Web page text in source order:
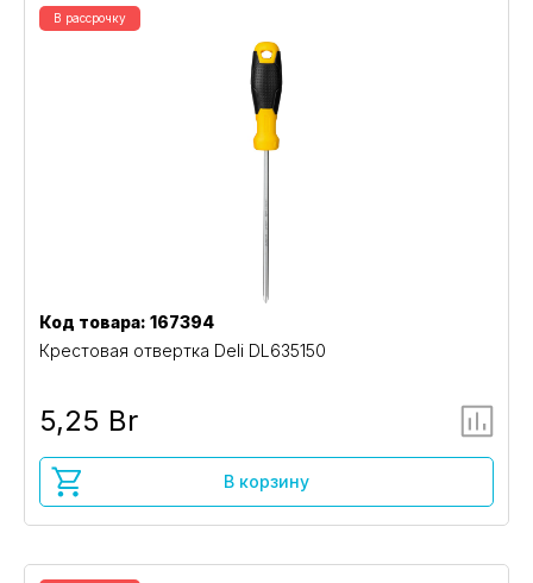
В рассрочку
Код товара: 167394
Крестовая отвертка Deli DL635150
5,25 Br
В корзину